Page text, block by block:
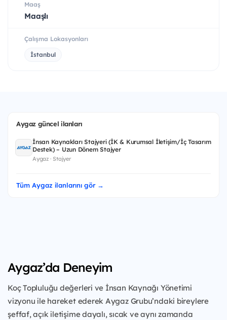
Maaş
Maaşlı
Çalışma Lokasyonları
İstanbul
Aygaz güncel ilanları
İnsan Kaynakları Stajyeri (İK & Kurumsal İletişim/İç Tasarım
Destek) – Uzun Dönem Stajyer
Aygaz · Stajyer
Tüm Aygaz ilanlarını gör →
Aygaz’da Deneyim
Koç Topluluğu değerleri ve İnsan Kaynağı Yönetimi
vizyonu ile hareket ederek Aygaz Grubu’ndaki bireylere
şeffaf, açık iletişime dayalı, sıcak ve aynı zamanda